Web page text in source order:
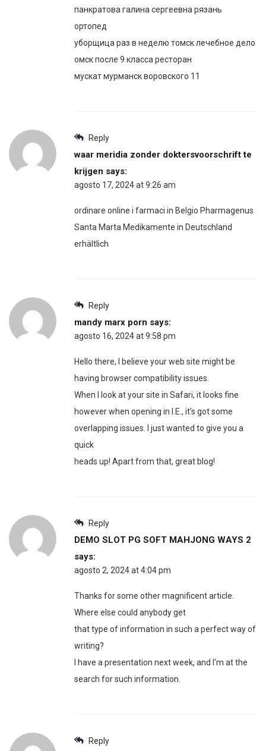
панкратова галина сергеевна рязань
ортопед
уборщица раз в неделю томск лечебное дело
омск после 9 класса ресторан
мускат мурманск воровского 11
Reply
waar meridia zonder doktersvoorschrift te
krijgen says:
agosto 17, 2024 at 9:26 am
ordinare online i farmaci in Belgio Pharmagenus
Santa Marta Medikamente in Deutschland
erhältlich
Reply
mandy marx porn says:
agosto 16, 2024 at 9:58 pm
Hello there, I believe your web site might be
having browser compatibility issues.
When I look at your site in Safari, it looks fine
however when opening in I.E., it’s got some
overlapping issues. I just wanted to give you a
quick
heads up! Apart from that, great blog!
Reply
DEMO SLOT PG SOFT MAHJONG WAYS 2
says:
agosto 2, 2024 at 4:04 pm
Thanks for some other magnificent article.
Where else could anybody get
that type of information in such a perfect way of
writing?
I have a presentation next week, and I’m at the
search for such information.
Reply